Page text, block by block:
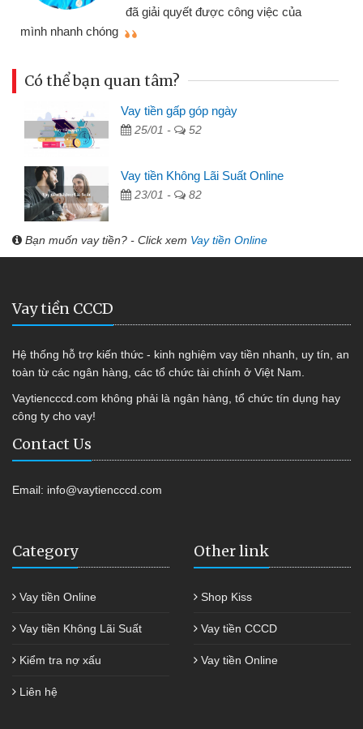
đã giải quyết được công việc của
mình nhanh chóng
Có thể bạn quan tâm?
Vay tiền gấp góp ngày
25/01 - 52
Vay tiền Không Lãi Suất Online
23/01 - 82
Bạn muốn vay tiền? - Click xem Vay tiền Online
Vay tiền CCCD
Hệ thống hỗ trợ kiến thức - kinh nghiệm vay tiền nhanh, uy tín, an
toàn từ các ngân hàng, các tổ chức tài chính ở Việt Nam.
Vaytiencccd.com không phải là ngân hàng, tổ chức tín dụng hay
công ty cho vay!
Contact Us
Email: info@vaytiencccd.com
Category
Vay tiền Online
Vay tiền Không Lãi Suất
Kiểm tra nợ xấu
Liên hệ
Other link
Shop Kiss
Vay tiền CCCD
Vay tiền Online